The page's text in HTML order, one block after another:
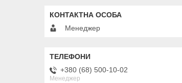
Менеджер
+380 (68) 500-10-02
Менеджер